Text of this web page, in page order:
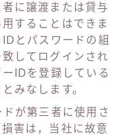
に譲渡または貸与
することはできま
とパスワードの組
してログインされ
IDを登録している
みなします。
が第三者に使用さ
害は，当社に故意